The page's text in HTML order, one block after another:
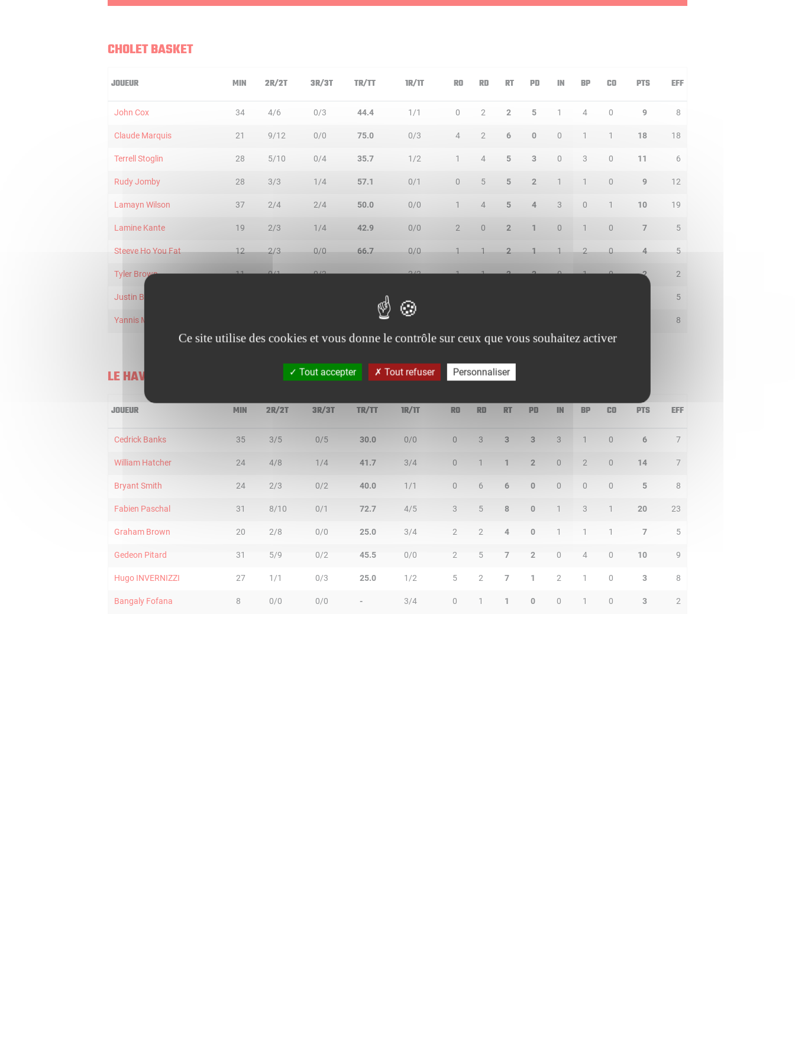
CHOLET BASKET
JOUEUR MIN 2R/2T 3R/3T TR/TT 1R/1T RO RD RT PD IN BP CO PTS EFF
John Cox 34 4/6 0/3 44.4 1/1 0 2 2 5 1 4 0 9 8
Claude Marquis 21 9/12 0/0 75.0 0/3 4 2 6 0 0 1 1 18 18
Terrell Stoglin 28 5/10 0/4 35.7 1/2 1 4 5 3 0 3 0 11 6
Rudy Jomby 28 3/3 1/4 57.1 0/1 0 5 5 2 1 1 0 9 12
Lamayn Wilson 37 2/4 2/4 50.0 0/0 1 4 5 4 3 0 1 10 19
Lamine Kante 19 2/3 1/4 42.9 0/0 2 0 2 1 0 1 0 7 5
Steeve Ho You Fat 12 2/3 0/0 66.7 0/0 1 1 2 1 1 2 0 4 5
Tyler Brown 11 0/1 0/2 - 2/2 1 1 2 2 0 1 0 2 2
Justin Burrell 5
Yannis MORIN 8
LE HAVRE
JOUEUR MIN 2R/2T 3R/3T TR/TT 1R/1T RO RD RT PD IN BP CO PTS EFF
Cedrick Banks 35 3/5 0/5 30.0 0/0 0 3 3 3 3 1 0 6 7
William Hatcher 24 4/8 1/4 41.7 3/4 0 1 1 2 0 2 0 14 7
Bryant Smith 24 2/3 0/2 40.0 1/1 0 6 6 0 0 0 0 5 8
Fabien Paschal 31 8/10 0/1 72.7 4/5 3 5 8 0 1 3 1 20 23
Graham Brown 20 2/8 0/0 25.0 3/4 2 2 4 0 1 1 1 7 5
Gedeon Pitard 31 5/9 0/2 45.5 0/0 2 5 7 2 0 4 0 10 9
Hugo INVERNIZZI 27 1/1 0/3 25.0 1/2 5 2 7 1 2 1 0 3 8
Bangaly Fofana 8 0/0 0/0 - 3/4 0 1 1 0 0 1 0 3 2
Ce site utilise des cookies et vous donne le contrôle sur ceux que vous souhaitez activer
Tout accepter Tout refuser Personnaliser